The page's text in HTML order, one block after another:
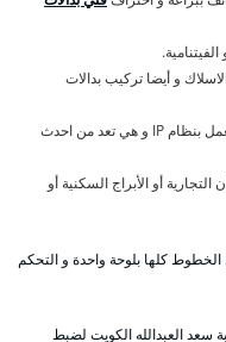
و أيضا تركيب بدالات
على تمديد بدالات تعمل بنظام IP و هي تعد من احدث
أو الأبراج السكنية أو
كلها بلوحة واحدة و التحكم
سعد العبدالله الكويت لضبط